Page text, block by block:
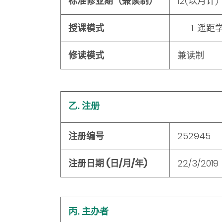
授课模式 遥距
修读模式 兼读制
乙. 注册
注册编号 252945
注册日期 (日/月/年) 22/3/2019
丙. 主办者